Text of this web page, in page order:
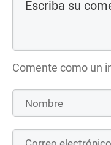
Comente como un